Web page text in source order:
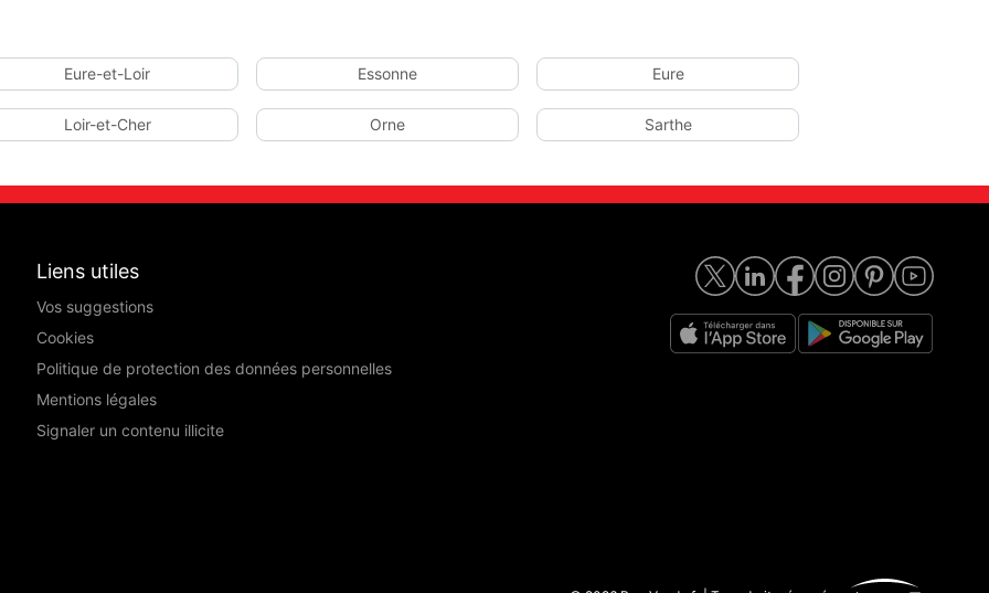
Eure-et-Loir Essonne Eure
Loir-et-Cher Orne Sarthe
Liens utiles
Vos suggestions
Cookies
Politique de protection des données personnelles
Mentions légales
Signaler un contenu illicite